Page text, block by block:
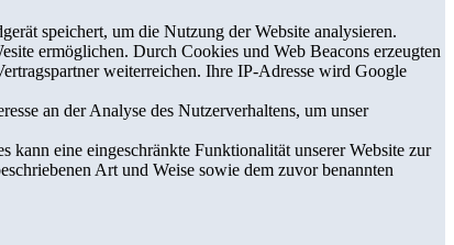
speichert, um die Nutzung der Website analysieren.
ermöglichen. Durch Cookies und Web Beacons erzeugten
weiterreichen. Ihre IP-Adresse wird Google
an der Analyse des Nutzerverhaltens, um unser
eine eingeschränkte Funktionalität unserer Website zur
Art und Weise sowie dem zuvor benannten